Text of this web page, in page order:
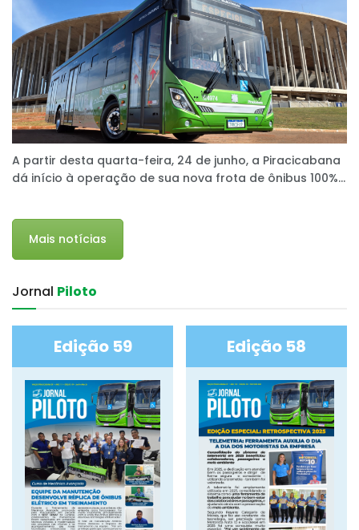
A partir desta quarta-feira, 24 de junho, a Piracicabana
dá início à operação de sua nova frota de ônibus 100%...
Mais notícias
Jornal‎ Piloto
Edição 59 Edição 58